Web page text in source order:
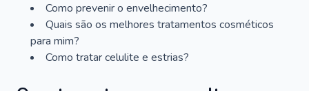
Como prevenir o envelhecimento?
Quais são os melhores tratamentos cosméticos
para mim?
Como tratar celulite e estrias?